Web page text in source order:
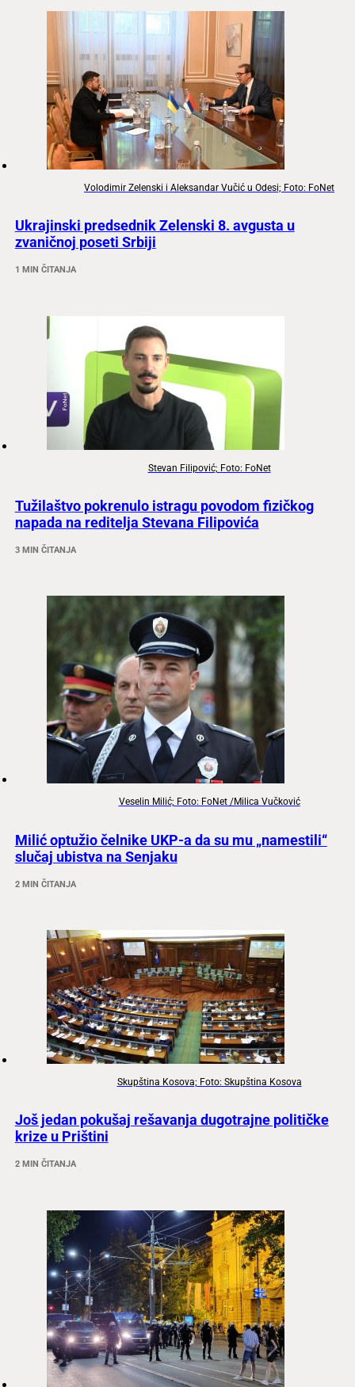
Volodimir Zelenski i Aleksandar Vučić u Odesi; Foto: FoNet
Ukrajinski predsednik Zelenski 8. avgusta u
zvaničnoj poseti Srbiji
1 MIN ČITANJA
Stevan Filipović; Foto: FoNet
Tužilaštvo pokrenulo istragu povodom fizičkog
napada na reditelja Stevana Filipovića
3 MIN ČITANJA
Veselin Milić; Foto: FoNet /Milica Vučković
Milić optužio čelnike UKP-a da su mu „namestili“
slučaj ubistva na Senjaku
2 MIN ČITANJA
Skupština Kosova; Foto: Skupština Kosova
Još jedan pokušaj rešavanja dugotrajne političke
krize u Prištini
2 MIN ČITANJA